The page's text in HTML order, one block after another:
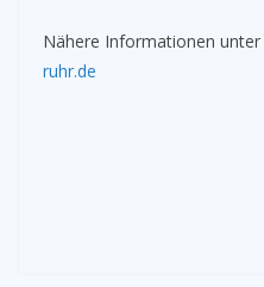
Nähere Informationen unter
ruhr.de